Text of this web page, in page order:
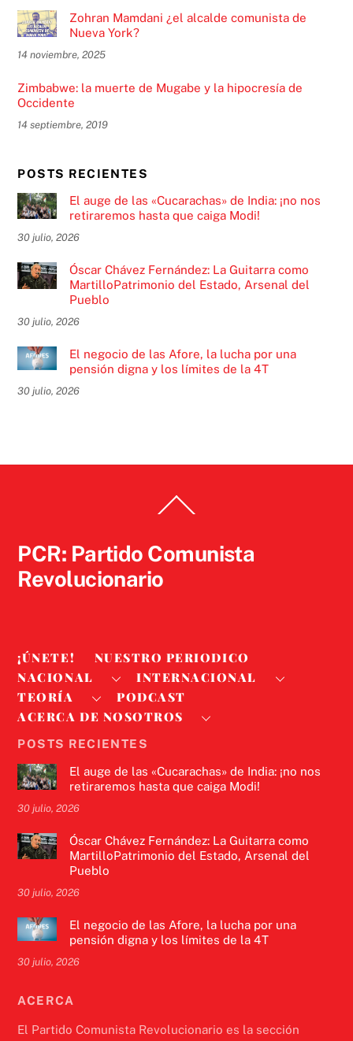
Zohran Mamdani ¿el alcalde comunista de
Nueva York?
14 noviembre, 2025
Zimbabwe: la muerte de Mugabe y la hipocresía de
Occidente
14 septiembre, 2019
POSTS RECIENTES
El auge de las «Cucarachas» de India: ¡no nos
retiraremos hasta que caiga Modi!
30 julio, 2026
Óscar Chávez Fernández: La Guitarra como
MartilloPatrimonio del Estado, Arsenal del
Pueblo
30 julio, 2026
El negocio de las Afore, la lucha por una
pensión digna y los límites de la 4T
30 julio, 2026
To
PCR: Partido Comunista
Revolucionario
¡ÚNETE!
NUESTRO PERIODICO
NACIONAL
INTERNACIONAL
TEORÍA
PODCAST
ACERCA DE NOSOTROS
POSTS RECIENTES
El auge de las «Cucarachas» de India: ¡no nos
retiraremos hasta que caiga Modi!
30 julio, 2026
Óscar Chávez Fernández: La Guitarra como
MartilloPatrimonio del Estado, Arsenal del
Pueblo
30 julio, 2026
El negocio de las Afore, la lucha por una
pensión digna y los límites de la 4T
30 julio, 2026
ACERCA
El Partido Comunista Revolucionario es la sección